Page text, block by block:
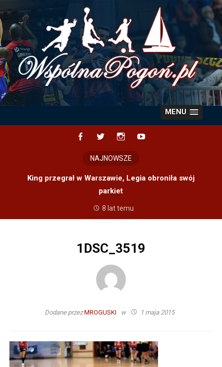
content
MENU
NAJNOWSZE
King przegrał w Warszawie, Legia obroniła swój
parkiet
8 lat temu
1DSC_3519
Dodane przezMROGUSKI w 1 maja 2015